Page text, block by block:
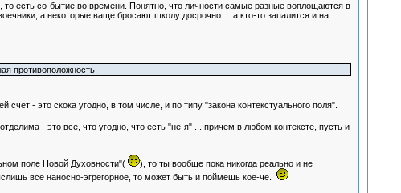
есть со-бытие во времени. Понятно, что личности самые разные воплощаются в
а некоторые ваще бросают школу досрочно ... а кто-то запалится и на
противоположность.
счет - это скока угодно, в том числе, и по типу "закона контекстуального поля".
- это все, что угодно, что есть "не-я" ... причем в любом контексте, пусть и
поле Новой Духовности"(
), то ты вообще пока никогда реально и не
все наносно-эгрегорное, то может быть и поймешь кое-че.